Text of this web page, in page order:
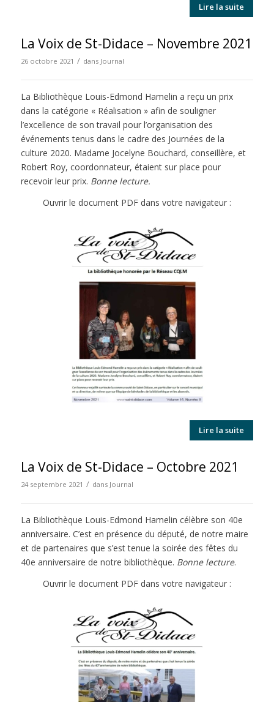
Lire la suite
La Voix de St-Didace – Novembre 2021
26 octobre 2021 / dans Journal
La Bibliothèque Louis-Edmond Hamelin a reçu un prix
dans la catégorie « Réalisation » afin de souligner
l’excellence de son travail pour l’organisation des
événements tenus dans le cadre des Journées de la
culture 2020. Madame Jocelyne Bouchard, conseillère, et
Robert Roy, coordonnateur, étaient sur place pour
recevoir leur prix. Bonne lecture.
Ouvrir le document PDF dans votre navigateur :
Lire la suite
La Voix de St-Didace – Octobre 2021
24 septembre 2021 / dans Journal
La Bibliothèque Louis-Edmond Hamelin célèbre son 40e
anniversaire. C’est en présence du député, de notre maire
et de partenaires que s’est tenue la soirée des fêtes du
40e anniversaire de notre bibliothèque. Bonne lecture.
Ouvrir le document PDF dans votre navigateur :